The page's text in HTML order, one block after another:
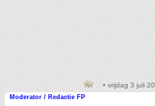
• vrijdag 3 juli
Moderator / Redactie FP